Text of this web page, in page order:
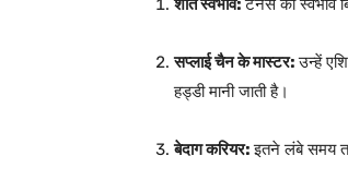
सप्लाई चैन के मास्टर:उन्हें
हड्डी मानी जाती है।
बेदाग करियर:इतने लंबे समय